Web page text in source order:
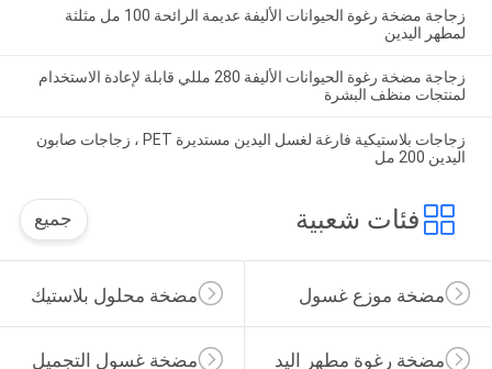
زجاجة مضخة رغوة الحيوانات الأليفة عديمة الرائحة 100 مل مثلثة
لمطهر اليدين
زجاجة مضخة رغوة الحيوانات الأليفة 280 مللي قابلة لإعادة الاستخدام
لمنتجات منظف البشرة
زجاجات بلاستيكية فارغة لغسل اليدين مستديرة PET ، زجاجات صابون
اليدين 200 مل
فئات شعبية جميع
مضخة محلول بلاستيك مضخة موزع غسول
مضخة غسول التجميل مضخة رغوة مطهر اليد